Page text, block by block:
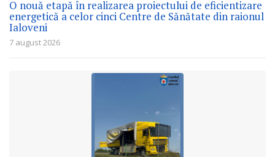
O nouă etapă în realizarea proiectului de eficientizare
energetică a celor cinci Centre de Sănătate din raionul
Ialoveni
7 august 2026